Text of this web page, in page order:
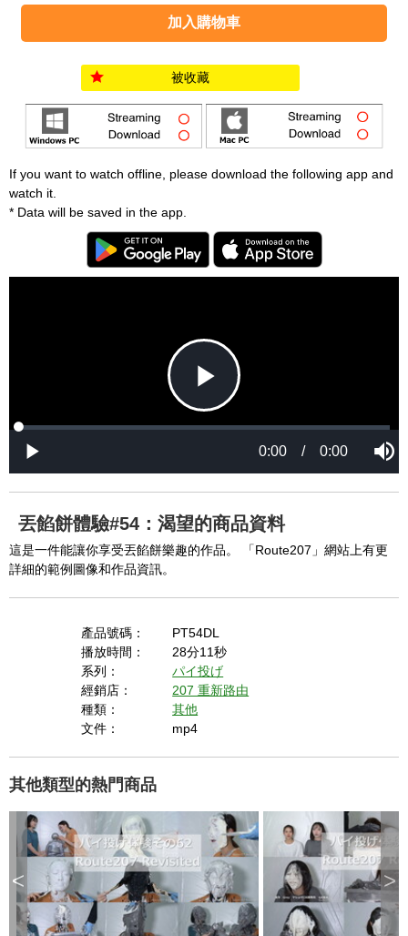
被收藏
If you want to watch offline, please download the following app and
watch it.
* Data will be saved in the app.
P
l
a
y
V
i
d
e
a
L
d
0
P
e
s
%
0:00 / 0:00
M
t
丟餡餅體驗#54：渴望的商品資料
這是一件能讓你享受丟餡餅樂趣的作品。 「Route207」網站上有更
詳細的範例圖像和作品資訊。
產品號碼：
PT54DL
播放時間：
28分11秒
系列：
パイ投げ
經銷店：
207 重新路由
種類：
其他
文件：
mp4
其他類型的熱門商品
< >